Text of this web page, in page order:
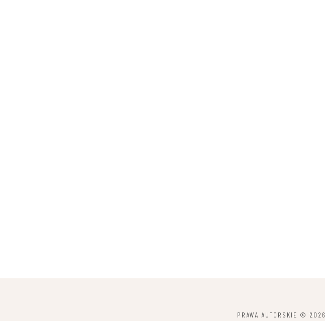
PRAWA AUTORSKIE © 2026